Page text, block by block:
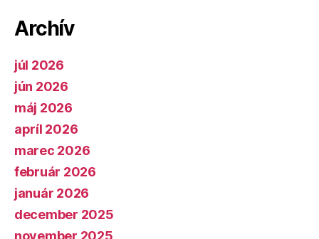
Archív
júl 2026
jún 2026
máj 2026
apríl 2026
marec 2026
február 2026
január 2026
december 2025
november 2025